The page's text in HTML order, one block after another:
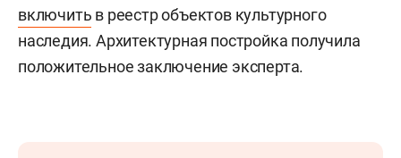
включить в реестр объектов культурного
наследия. Архитектурная постройка получила
положительное заключение эксперта.